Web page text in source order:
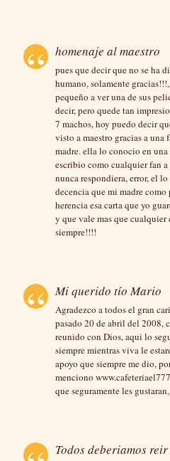
homenaje al maestro
pues que decir que no se ha
humano, solamente
pequeño a ver una de sus
decir, pero quede tan
7 machos, hoy puedo decir
visto a maestro gracias a
madre. ella lo conocio en
escribio como cualquier fan
nunca respondiera, error, el
decencia que mi madre como
herencia esa carta que yo
y que vale mas que
siempre!!!!
Mi querido tío Mario
Agradezco a todos el gran
pasado 20 de abril del 2008,
reunido con Dios, aqui lo
siempre mientras viva le
apoyo que siempre me dio,
menciono
que seguramente les
Todos deberiamos reir